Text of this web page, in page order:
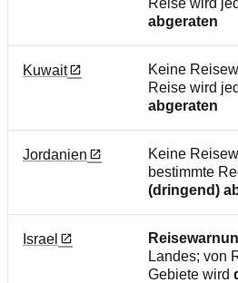
Reise wird
abgeraten
Kuwait
Keine
Reise wird
abgeraten
Jordanien
Keine
bestimmte
(dringend)
Israel
Landes; von
Gebiete wird